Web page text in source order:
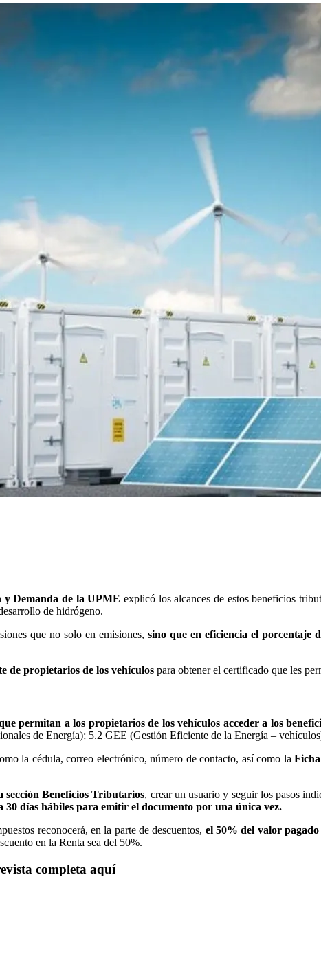
y Demanda de la UPME explicó los alcances de estos beneficios
de hidrógeno.
que no solo en emisiones, sino que en eficiencia el porcentaje
de propietarios de los vehículos para obtener el certificado que les
permitan a los propietarios de los vehículos acceder a los
de Energía); 5.2 GEE (Gestión Eficiente de la Energía –
la cédula, correo electrónico, número de contacto, así como la
sección Beneficios Tributarios, crear un usuario y seguir los pasos
días hábiles para emitir el documento por una única vez.
reconocerá, en la parte de descuentos, el 50% del valor
en la Renta sea del 50%.
completa aquí